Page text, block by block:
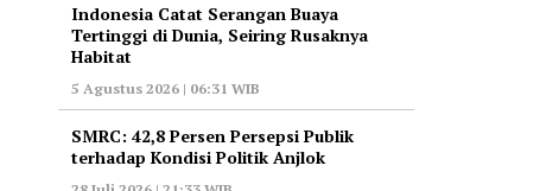
Indonesia Catat Serangan Buaya
Tertinggi di Dunia, Seiring Rusaknya
Habitat
5 Agustus 2026 | 06:31 WIB
‎SMRC: 42,8 Persen Persepsi Publik
terhadap Kondisi Politik Anjlok